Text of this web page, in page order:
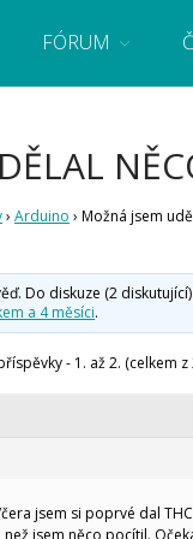
Naučte se základy
FÓRUM
› Arduino › Možná jsem
Do diskuze (2
a 4 měsíci.
- 1. až 2. (celkem z
jsem si poprvé dal
jsem něco pocítil.